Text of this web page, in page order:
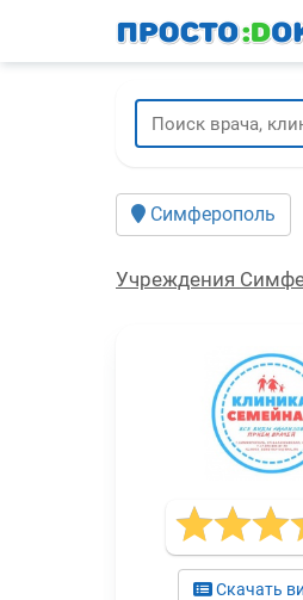
Симферополь
Учреждения
Скачать